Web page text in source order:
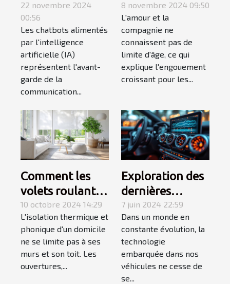
sur l'IA peuvent
révolutionner la
communication
numérique
22 novembre 2024
00:56
Les chatbots alimentés
par l'intelligence
artificielle (IA)
représentent l'avant-
garde de la
communication...
fonctionnalités
des plateformes
de rencontres
pour séniors
8 novembre 2024 09:50
L'amour et la
compagnie ne
connaissent pas de
limite d'âge, ce qui
explique l'engouement
croissant pour les...
Comment les
volets roulants
améliorent-ils
l'isolation de
votre domicile ?
10 octobre 2024 14:29
L'isolation thermique et
phonique d'un domicile
ne se limite pas à ses
murs et son toit. Les
ouvertures,...
Exploration des
dernières
tendances en
matière de
systèmes audio
pour véhicules
en 2024
7 juin 2024 22:59
Dans un monde en
constante évolution, la
technologie
embarquée dans nos
véhicules ne cesse de
se...